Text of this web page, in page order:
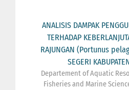
ANALISIS DAMPAK
TERHADAP
RAJUNGAN (Portunus
SEGERI
Departement of Aquatic
Fisheries and Marine